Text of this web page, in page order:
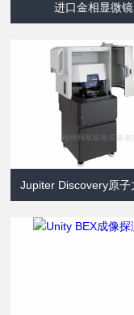
进口金相显微镜